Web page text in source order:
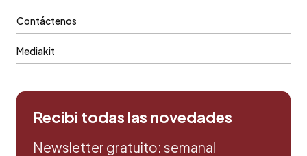
Contáctenos
Mediakit
Recibi todas las novedades
Newsletter gratuito: semanal